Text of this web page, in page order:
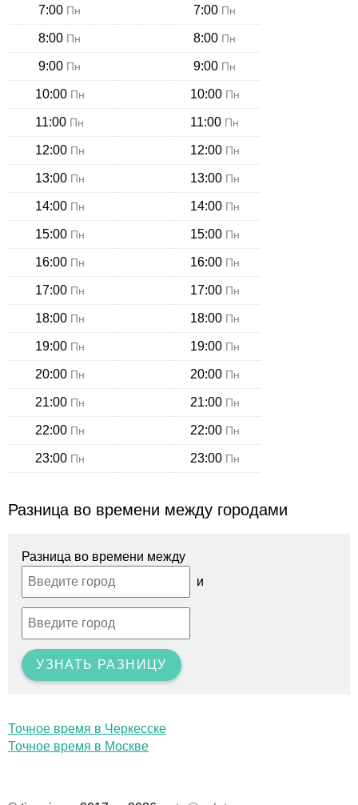
7:00 Пн 7:00 Пн
8:00 Пн 8:00 Пн
9:00 Пн 9:00 Пн
10:00 Пн 10:00 Пн
11:00 Пн 11:00 Пн
12:00 Пн 12:00 Пн
13:00 Пн 13:00 Пн
14:00 Пн 14:00 Пн
15:00 Пн 15:00 Пн
16:00 Пн 16:00 Пн
17:00 Пн 17:00 Пн
18:00 Пн 18:00 Пн
19:00 Пн 19:00 Пн
20:00 Пн 20:00 Пн
21:00 Пн 21:00 Пн
22:00 Пн 22:00 Пн
23:00 Пн 23:00 Пн
Разница во времени между городами
Разница во времени между
и
УЗНАТЬ РАЗНИЦУ
Точное время в Черкесске
Точное время в Москве